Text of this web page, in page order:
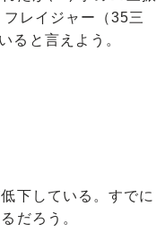
レイジャー（35三
ると言えよう。
下している。すでに
だろう。